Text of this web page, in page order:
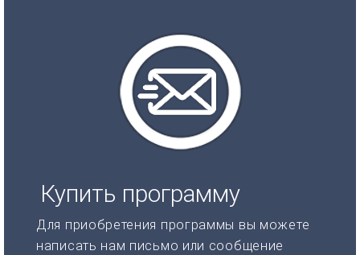
Купить программу
Для приобретения программы вы можете
написать нам письмо или сообщение